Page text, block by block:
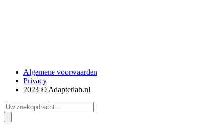
Algemene voorwaarden
Privacy
2023 © Adapterlab.nl
Search
...